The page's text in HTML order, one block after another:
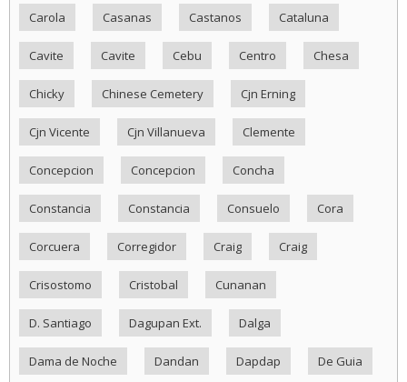
Carola Casanas Castanos Cataluna
Cavite Cavite Cebu Centro Chesa
Chicky Chinese Cemetery Cjn Erning
Cjn Vicente Cjn Villanueva Clemente
Concepcion Concepcion Concha
Constancia Constancia Consuelo Cora
Corcuera Corregidor Craig Craig
Crisostomo Cristobal Cunanan
D. Santiago Dagupan Ext. Dalga
Dama de Noche Dandan Dapdap De Guia